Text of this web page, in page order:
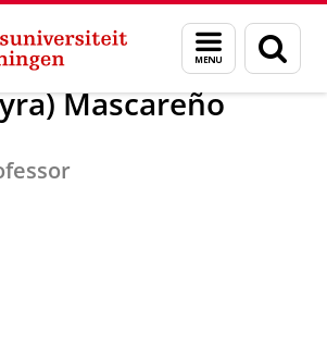
Menu
en
zoeken
M.N. (Mayra) Mascareño Lara, Dr
Mascareño